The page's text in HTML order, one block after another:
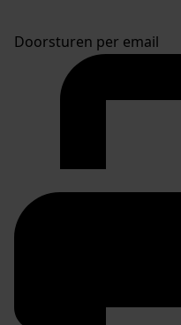
Doorsturen per email